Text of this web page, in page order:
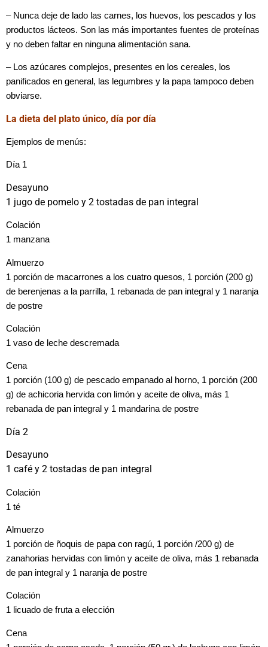
– Nunca deje de lado las carnes, los huevos, los pescados y los
productos lácteos. Son las más importantes fuentes de proteínas
y no deben faltar en ninguna alimentación sana.
– Los azúcares complejos, presentes en los cereales, los
panificados en general, las legumbres y la papa tampoco deben
obviarse.
La dieta del plato único, día por día
Ejemplos de menús:
Día 1
Desayuno
1 jugo de pomelo y 2 tostadas de pan integral
Colación
1 manzana
Almuerzo
1 porción de macarrones a los cuatro quesos, 1 porción (200 g)
de berenjenas a la parrilla, 1 rebanada de pan integral y 1 naranja
de postre
Colación
1 vaso de leche descremada
Cena
1 porción (100 g) de pescado empanado al horno, 1 porción (200
g) de achicoria hervida con limón y aceite de oliva, más 1
rebanada de pan integral y 1 mandarina de postre
Día 2
Desayuno
1 café y 2 tostadas de pan integral
Colación
1 té
Almuerzo
1 porción de ñoquis de papa con ragú, 1 porción /200 g) de
zanahorias hervidas con limón y aceite de oliva, más 1 rebanada
de pan integral y 1 naranja de postre
Colación
1 licuado de fruta a elección
Cena